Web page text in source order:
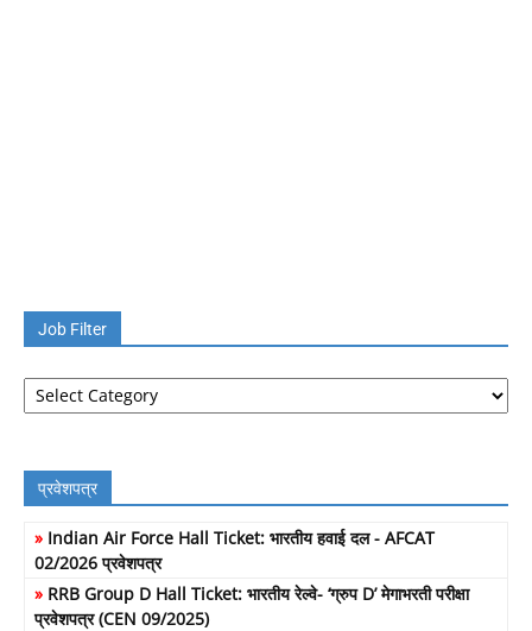
Job Filter
Job
Filter
प्रवेशपत्र
» Indian Air Force Hall Ticket: भारतीय हवाई दल - AFCAT
02/2026 प्रवेशपत्र
» RRB Group D Hall Ticket: भारतीय रेल्वे- ‘ग्रुप D’ मेगाभरती परीक्षा
प्रवेशपत्र (CEN 09/2025)